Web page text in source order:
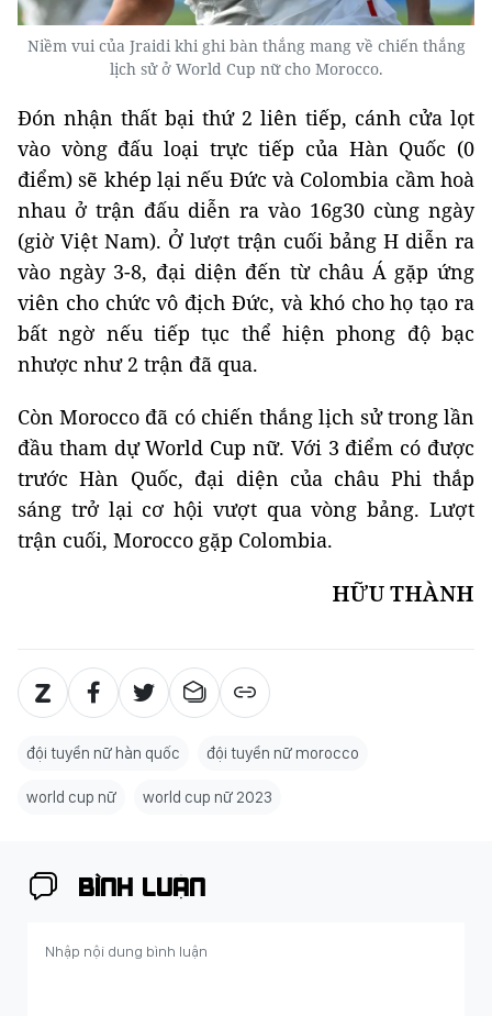
Niềm vui của Jraidi khi ghi bàn thắng mang về chiến thắng
lịch sử ở World Cup nữ cho Morocco.
Đón nhận thất bại thứ 2 liên tiếp, cánh cửa lọt
vào vòng đấu loại trực tiếp của Hàn Quốc (0
điểm) sẽ khép lại nếu Đức và Colombia cầm hoà
nhau ở trận đấu diễn ra vào 16g30 cùng ngày
(giờ Việt Nam). Ở lượt trận cuối bảng H diễn ra
vào ngày 3-8, đại diện đến từ châu Á gặp ứng
viên cho chức vô địch Đức, và khó cho họ tạo ra
bất ngờ nếu tiếp tục thể hiện phong độ bạc
nhược như 2 trận đã qua.
Còn Morocco đã có chiến thắng lịch sử trong lần
đầu tham dự World Cup nữ. Với 3 điểm có được
trước Hàn Quốc, đại diện của châu Phi thắp
sáng trở lại cơ hội vượt qua vòng bảng. Lượt
trận cuối, Morocco gặp Colombia.
HỮU THÀNH
đội tuyển nữ hàn quốc đội tuyển nữ morocco
world cup nữ world cup nữ 2023
BÌNH LUẬN